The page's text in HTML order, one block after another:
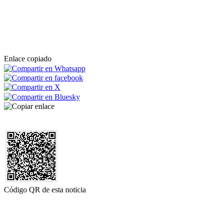
Enlace copiado
Código QR de esta noticia